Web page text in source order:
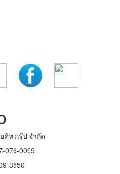
ดิท กรุ๊ป จำกัด
076-0099
3550